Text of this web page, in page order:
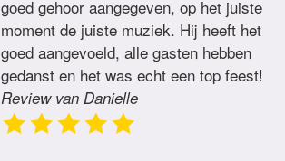
goed gehoor aangegeven, op het juiste
moment de juiste muziek. Hij heeft het
goed aangevoeld, alle gasten hebben
gedanst en het was echt een top feest!
Review van Danielle